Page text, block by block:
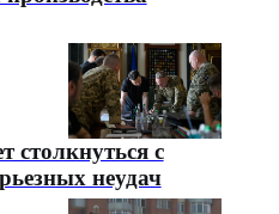
с
неудач